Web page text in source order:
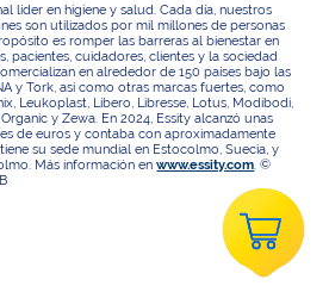
líder en higiene y salud. Cada día, nuestros
son utilizados por mil millones de personas
es romper las barreras al bienestar en
pacientes, cuidadores, clientes y la sociedad
en alrededor de 150 países bajo las
y Tork, así como otras marcas fuertes, como
Leukoplast, Libero, Libresse, Lotus, Modibodi,
y Zewa. En 2024, Essity alcanzó unas
de euros y contaba con aproximadamente
su sede mundial en Estocolmo, Suecia, y
Más información enwww.essity.com . ©